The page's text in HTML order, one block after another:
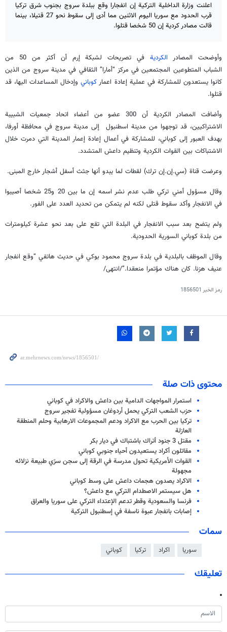
اعلنت وزارة الداخلية التركية إن انفجارا وقع ببلدة سروج بجنوب شرق تركيا
قرب الحدود مع سوريا اليوم الاثنين مما أدى إلى سقوط نحو 27 قتيلا، بينما
قالت مصادر كردية إن 50 شخصا قتلوا.
وأوضحت المصادر الكردية
في تصريحات لشبكة إرم أن أكثر من 50 من
الشباب المتطوعين المجتمعين في مركز “أمارا” الثقافي في مدينة سروج من الذين
كانوا يستعدون للمشاركة في عملية إعادة اعماركوبانيوإدخال المساعدات اليها، قد
قتلوا.
وأضافت المصادر الكردية أن 300 عضو من أعضاء اتحاد جمعيات الشبيبة
الاشتراكيين، قد توجهوا من مدينة اسطنبول إلى مدينة سروج في محافظة أورفا،
بهدف العبور إلى كوباني، للمشاركة في أعمال إعادة إعمار المدينة التي دمرت خلال
الاشتباكات بين القوات الكردية وتنظيم داعش المتشدد.
وعرضت قناة (سي.إن.إن ترك) لقطات لما يبدو أنها جثث أسفل أشجار خارج المبنى.
وقال مسؤول أمني تركي طلب عدم نشر اسمه إن ما بين 20 و25 شخصا أصيبوا
في الانفجار وأكد سقوط قتلى لكنه لم يتمكن من تحديد العدد على الفور.
ولم يتضح بعد سبب الانفجار في البلدة التي تقع على بعد نحو عشرة كيلومترات
من بلدة كوباني السورية الحدودية.
وقال الموظف بالبلدية في بلدة سروج محمود بوكي في حديث هاتفي “وقع انفجار
عنيف هزنا. كان هناك مؤتمرا منعقدا.”/انتهى/
رمز الخبر 1856501
محتوى ذات صلة
استمرار المواجهات الدامية بين داعش والاكراد في كوباني
حزب الشعب التركي يحمل أردوغان مسؤولية تفجير سروج
تركيا بين الحرب مع الاكراد ودعم المجموعات الارهابية وحلم المنطقة
العازلة
مقتل 3 جنود أتراك باشتباك في ديار بكر
مقاتلون أكراد يستعيدون أحياء جنوبي كوباني
القوات الأمريكية تحول مدرسة في الرقة إلى سجن سرّي طبيعة نزلائه
مجهولة
الاكراد يصدون هجمات داعش على وسط كوباني
هل سيستمر الاصطدام التركي مع داعش؟
فرنسا والسعودية وقطر تدعم الإعتداء التركي على سوريا والعراق
إصابات بانفجار عبوة ناسفة في إسطنبول التركية
سمات
سوريا اكراد تركيا كوباني
تعليقك